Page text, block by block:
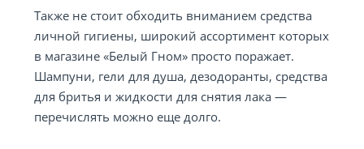
Также не стоит обходить вниманием средства
личной гигиены, широкий ассортимент которых
в магазине «Белый Гном» просто поражает.
Шампуни, гели для душа, дезодоранты, средства
для бритья и жидкости для снятия лака —
перечислять можно еще долго.